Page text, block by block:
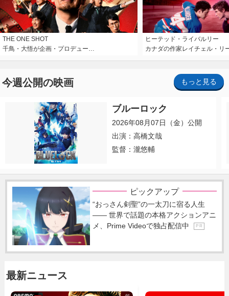
THE ONE SHOT
千鳥・大悟が企画・プロデュー…
ヒーテッド・ライバルリー
カナダの作家レイチェル・リ
今週公開の映画 もっと見る
ブルーロック
2026年08月07日（金）公開
出演：高橋文哉
監督：瀧悠輔
ピックアップ
“おっさん剣聖”の一太刀に宿る人生
―― 世界で話題の本格アクションアニ
メ、Prime Videoで独占配信中
P R
最新ニュース